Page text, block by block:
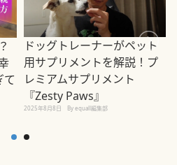
て
ドッグトレーナーがペット
用サプリメントを解説！プ
レミアムサプリメント
『Zesty Paws』
2025年8月8日 By equall編集部